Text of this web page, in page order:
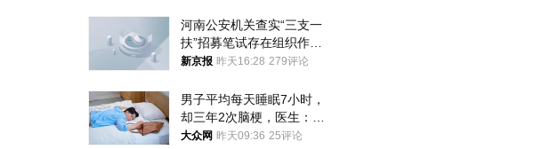
河南公安机关查实“三支一
扶”招募笔试存在组织作弊
犯罪行为
新京报 昨天16:28 279评论
男子平均每天睡眠7小时，
却三年2次脑梗，医生：这
样睡觉更伤身
大众网 昨天09:36 25评论